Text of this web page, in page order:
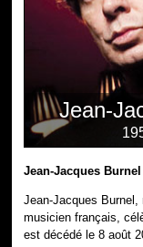
Jean-
Jean-Jacques
Jean-Jacques
musicien français,
est décédé le 8 août